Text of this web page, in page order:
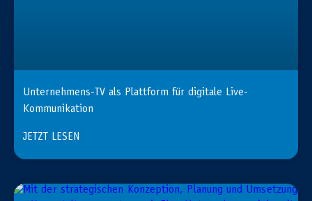
Unternehmens-TV als Plattform für digitale Live-
Kommunikation
JETZT LESEN